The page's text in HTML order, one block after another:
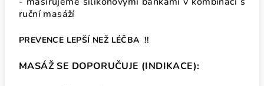
ruční masáží
PREVENCE LEPŠÍ NEŽ LÉČBA !!
MASÁŽ SE DOPORUČUJE (INDIKACE):